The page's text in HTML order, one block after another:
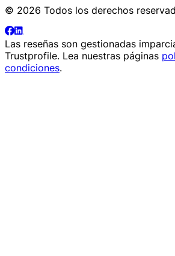
© 2026 Todos los derechos
Las reseñas son gestionadas
Trustprofile. Lea nuestras páginas
condiciones.